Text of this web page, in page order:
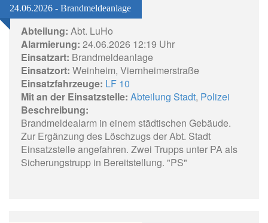
24.06.2026 - Brandmeldeanlage
Abteilung: Abt. LuHo
Alarmierung: 24.06.2026 12:19 Uhr
Einsatzart: Brandmeldeanlage
Einsatzort: Weinheim, Viernheimerstraße
Einsatzfahrzeuge: LF 10
Mit an der Einsatzstelle: Abteilung Stadt, Polizei
Beschreibung:
Brandmeldealarm in einem städtischen Gebäude.
Zur Ergänzung des Löschzugs der Abt. Stadt
Einsatzstelle angefahren. Zwei Trupps unter PA als
Sicherungstrupp in Bereitstellung. "PS"